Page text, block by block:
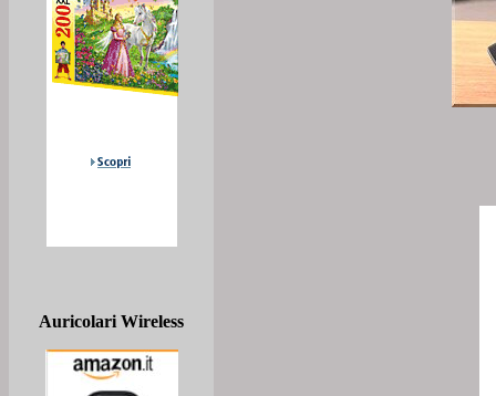
Auricolari Wireless